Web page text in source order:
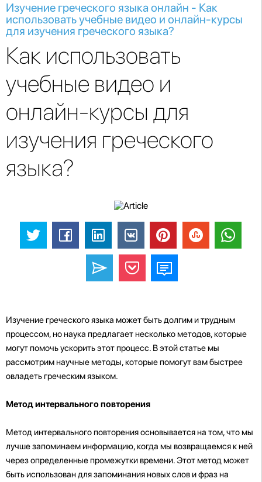
Изучение греческого языка онлайн - Как
использовать учебные видео и онлайн-курсы
для изучения греческого языка?
Как использовать
учебные видео и
онлайн-курсы для
изучения греческого
языка?
Изучение греческого языка может быть долгим и трудным
процессом, но наука предлагает несколько методов, которые
могут помочь ускорить этот процесс. В этой статье мы
рассмотрим научные методы, которые помогут вам быстрее
овладеть греческим языком.
Метод интервального повторения
Метод интервального повторения основывается на том, что мы
лучше запоминаем информацию, когда мы возвращаемся к ней
через определенные промежутки времени. Этот метод может
быть использован для запоминания новых слов и фраз на